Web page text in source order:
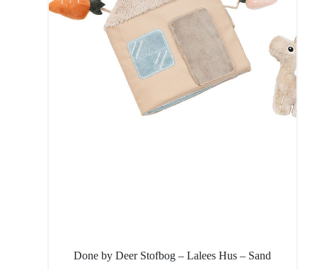
Done by Deer Stofbog – Lalees Hus – Sand